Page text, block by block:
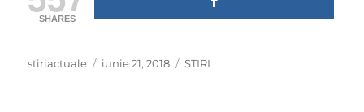
SHARES
Author
stiriactuale
Posted
iunie 21, 2018 Categories
STIRI